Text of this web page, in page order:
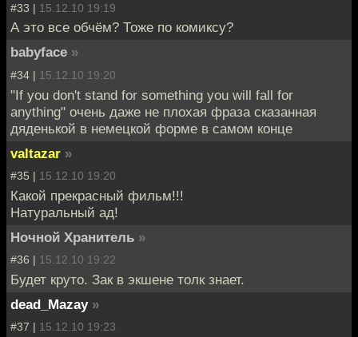
#33 | 15.12.10 19:19
А это все обчём? Тоже по комиксу?
babyface »
#34 | 15.12.10 19:20
"If you don't stand for something you will fall for
anything" очень даже не плохая фраза сказанная
дяденькой в немецкой форме в самом конце
valtazar »
#35 | 15.12.10 19:20
Какой прекрасный фильм!!!
Натуральный ад!
Ночной Хранитель »
#36 | 15.12.10 19:22
Будет круто. Зак в экшене толк знает.
dead_Mazay »
#37 | 15.12.10 19:23